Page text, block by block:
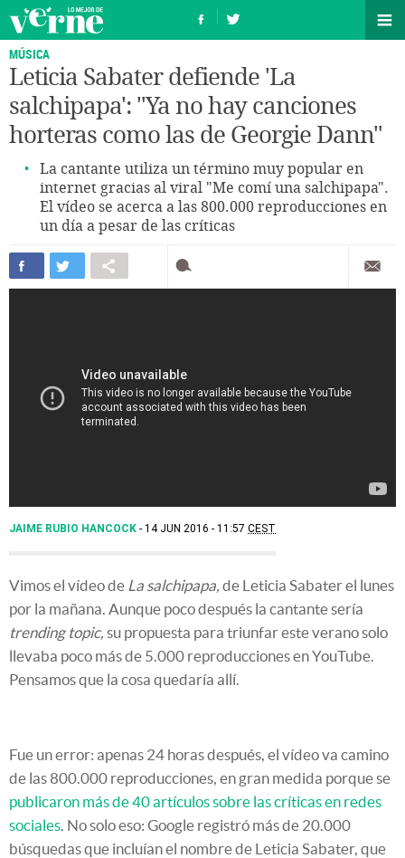
MÚSICA
Leticia Sabater defiende 'La
salchipapa': "Ya no hay canciones
horteras como las de Georgie Dann"
La cantante utiliza un término muy popular en
internet gracias al viral "Me comí una salchipapa".
El vídeo se acerca a las 800.000 reproducciones en
un día a pesar de las críticas
JAIME RUBIO HANCOCK 14 JUN 2016 - 11:57 CEST
Vimos el vídeo de La salchipapa, de Leticia Sabater el lunes
por la mañana. Aunque poco después la cantante sería
trending topic, su propuesta para triunfar este verano solo
llevaba poco más de 5.000 reproducciones en YouTube.
Pensamos que la cosa quedaría allí.
Fue un error: apenas 24 horas después, el vídeo va camino
de las 800.000 reproducciones, en gran medida porque se
publicaron más de 40 artículos sobre las críticas en redes
sociales . No solo eso: Google registró más de 20.000
búsquedas que incluían el nombre de Leticia Sabater, que